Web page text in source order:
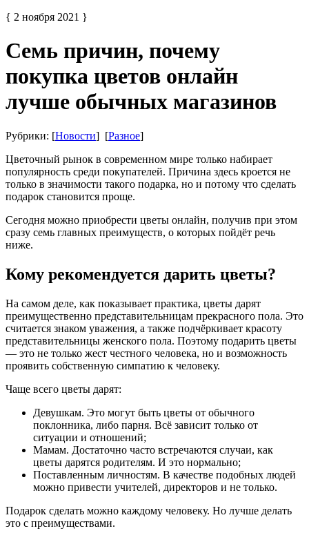
{ 2 ноября 2021 }
Семь причин, почему
покупка цветов онлайн
лучше обычных магазинов
Рубрики: [Новости] [Разное]
Цветочный рынок в современном мире только набирает
популярность среди покупателей. Причина здесь кроется не
только в значимости такого подарка, но и потому что сделать
подарок становится проще.
Сегодня можно приобрести цветы онлайн, получив при этом
сразу семь главных преимуществ, о которых пойдёт речь
ниже.
Кому рекомендуется дарить цветы?
На самом деле, как показывает практика, цветы дарят
преимущественно представительницам прекрасного пола. Это
считается знаком уважения, а также подчёркивает красоту
представительницы женского пола. Поэтому подарить цветы
— это не только жест честного человека, но и возможность
проявить собственную симпатию к человеку.
Чаще всего цветы дарят:
Девушкам. Это могут быть цветы от обычного
поклонника, либо парня. Всё зависит только от
ситуации и отношений;
Мамам. Достаточно часто встречаются случаи, как
цветы дарятся родителям. И это нормально;
Поставленным личностям. В качестве подобных людей
можно привести учителей, директоров и не только.
Подарок сделать можно каждому человеку. Но лучше делать
это с преимуществами.